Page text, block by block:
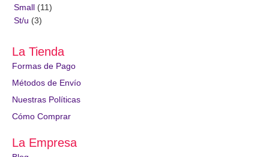
Small (11)
St/u (3)
La Tienda
Formas de Pago
Métodos de Envío
Nuestras Políticas
Cómo Comprar
La Empresa